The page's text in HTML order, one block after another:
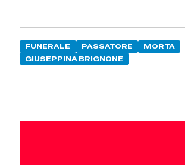
FUNERALE PASSATORE
MORTA
GIUSEPPINA BRIGNONE